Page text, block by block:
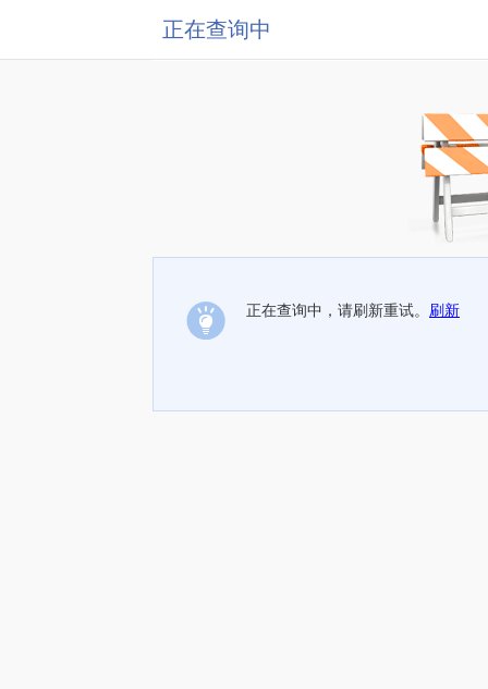
正在查询中
正在查询中，请刷新重试。 刷新